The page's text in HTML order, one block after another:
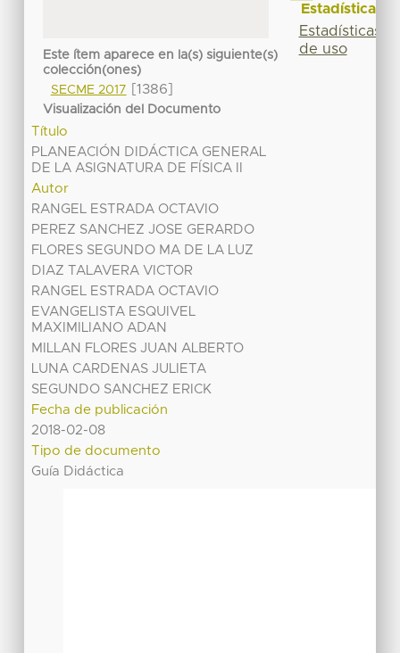
Este ítem aparece en la(s) siguiente(s)
colección(ones)
SECME 2017
[1386]
Visualización del Documento
Título
PLANEACIÓN DIDÁCTICA GENERAL
DE LA ASIGNATURA DE FÍSICA II
Autor
RANGEL ESTRADA OCTAVIO
PEREZ SANCHEZ JOSE GERARDO
FLORES SEGUNDO MA DE LA LUZ
DIAZ TALAVERA VICTOR
RANGEL ESTRADA OCTAVIO
EVANGELISTA ESQUIVEL
MAXIMILIANO ADAN
MILLAN FLORES JUAN ALBERTO
LUNA CARDENAS JULIETA
SEGUNDO SANCHEZ ERICK
Fecha de publicación
2018-02-08
Tipo de documento
Guía Didáctica
Estadísticas
Estadísticas
de uso